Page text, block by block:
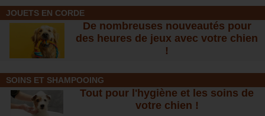
JOUETS EN CORDE
De nombreuses nouveautés pour
des heures de jeux avec votre chien
!
SOINS ET SHAMPOOING
Tout pour l'hygiène et les soins de
votre chien !